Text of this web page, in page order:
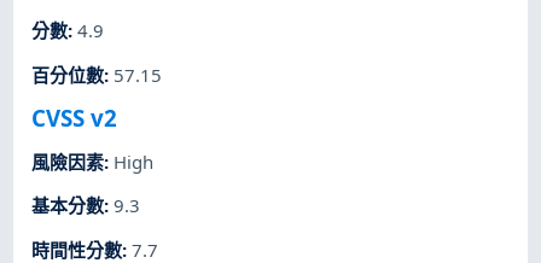
分數:4.9
百分位數: 57.15
CVSS v2
風險因素: High
基本分數:9.3
時間性分數:7.7